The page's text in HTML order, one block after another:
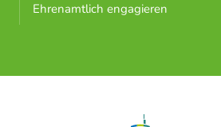
Ehrenamtlich engagieren